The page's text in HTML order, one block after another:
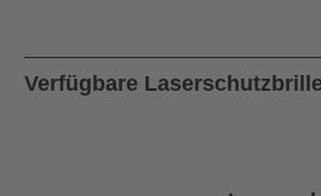
Verfügbare